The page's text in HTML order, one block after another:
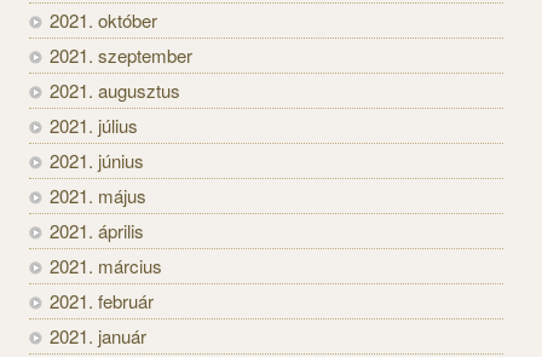
2021. október
2021. szeptember
2021. augusztus
2021. július
2021. június
2021. május
2021. április
2021. március
2021. február
2021. január